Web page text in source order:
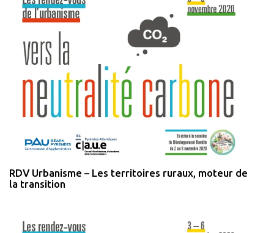
RDV Urbanisme – Les territoires ruraux, moteur de
la transition